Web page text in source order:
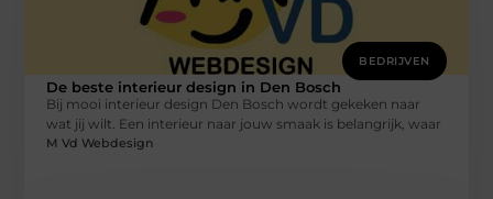
BEDRIJVEN
De beste interieur design in Den Bosch
Bij mooi interieur design Den Bosch wordt gekeken naar
wat jij wilt. Een interieur naar jouw smaak is belangrijk, waar
M Vd Webdesign